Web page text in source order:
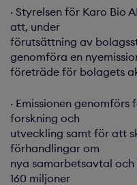
· Styrelsen för Karo Bio
att, under
förutsättning av
genomföra en
företräde för bolagets
· Emissionen
forskning och
utveckling samt för att
förhandlingar om
nya samarbetsavtal
160 miljoner